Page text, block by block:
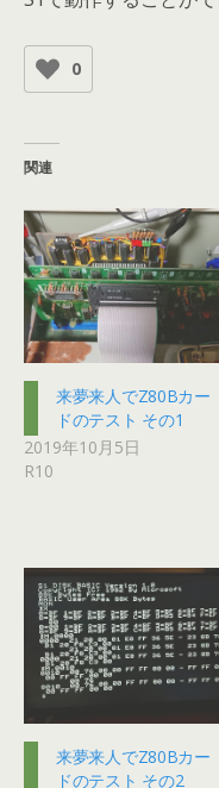
0
関連
来夢来人でZ80Bカー
ドのテスト その1
2019年10月5日
R10
来夢来人でZ80Bカー
ドのテスト その2